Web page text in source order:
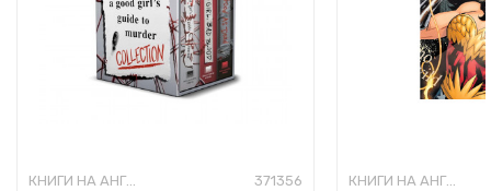
КНИГИ НА АНГЛИСКИ ЈАЗИК 371356 КНИГИ НА АНГЛИСКИ ЈАЗИК